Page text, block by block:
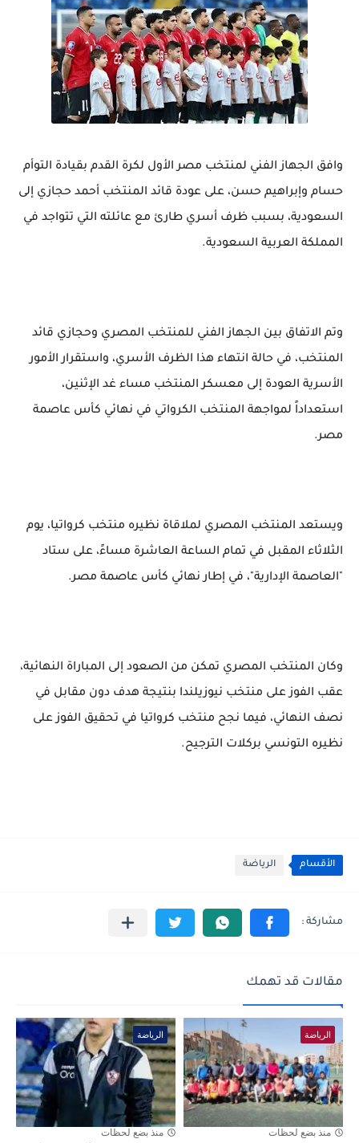
وافق الجهاز الفني لمنتخب مصر الأول لكرة القدم بقيادة التوأم
حسام وإبراهيم حسن، على عودة قائد المنتخب أحمد حجازي إلى
السعودية، بسبب ظرف أسري طارئ مع عائلته التي تتواجد في
المملكة العربية السعودية.
وتم الاتفاق بين الجهاز الفني للمنتخب المصري وحجازي قائد
المنتخب، في حالة انتهاء هذا الظرف الأسري، واستقرار الأمور
الأسرية العودة إلى معسكر المنتخب مساء غد الإثنين،
استعداداً لمواجهة المنتخب الكرواتي في نهائي كأس عاصمة
مصر.
ويستعد المنتخب المصري لملاقاة نظيره منتخب كرواتيا، يوم
الثلاثاء المقبل في تمام الساعة العاشرة مساءً، على ستاد
"العاصمة الإدارية"، في إطار نهائي كأس عاصمة مصر.
وكان المنتخب المصري تمكن من الصعود إلى المباراة النهائية،
عقب الفوز على منتخب نيوزيلندا بنتيجة هدف دون مقابل في
نصف النهائي، فيما نجح منتخب كرواتيا في تحقيق الفوز على
نظيره التونسي بركلات الترجيح.
الأقسام الرياضة
مقالات قد تهمك
الرياضة
منذ بضع لحظات
الرياضة
منذ بضع لحظات